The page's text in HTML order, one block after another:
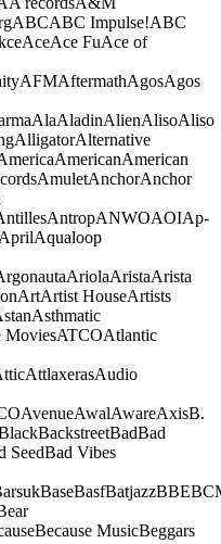
ABCABC Impulse!ABC
AceAce FuAce of
AFMAftermathAgosAgos
AlaAladinAlienAlisoAliso
AlligatorAlternative
AmericanAmerican
AmuletAnchorAnchor
AntropANWOAOIAp-
AprilAqualoop
AriolaAristaArista
ArtArtist HouseArtists
Asthmatic
MoviesATCOAtlantic
AttlaxerasAudio
AvenueAwalAwareAxisB.
BackstreetBadBad
SeedBad Vibes
BaseBasfBatjazzBBE
Because MusicBeggars